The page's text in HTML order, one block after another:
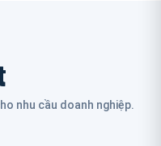
nhu cầu doanh nghiệp.